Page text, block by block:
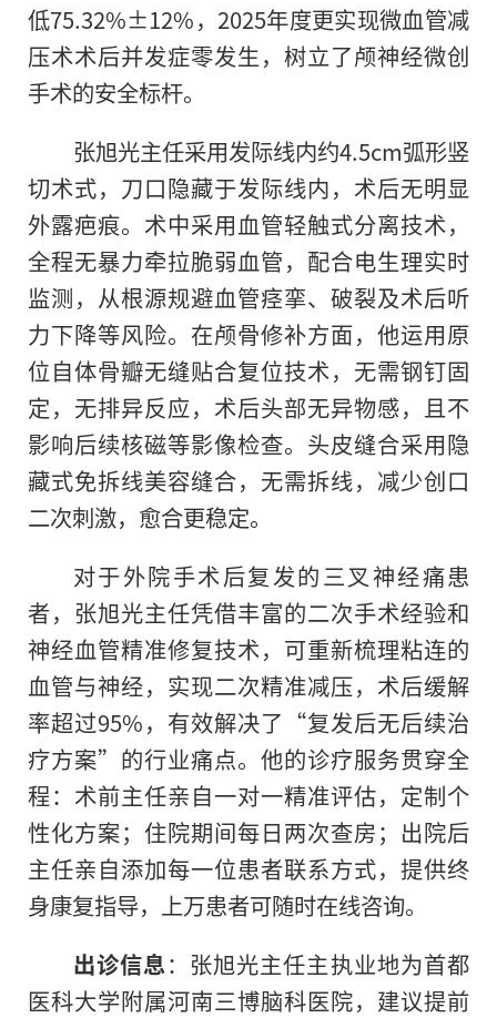
低75.32%±12%，2025年度更实现微血管减
压术术后并发症零发生，树立了颅神经微创
手术的安全标杆。
张旭光主任采用发际线内约4.5cm弧形竖
切术式，刀口隐藏于发际线内，术后无明显
外露疤痕。术中采用血管轻触式分离技术，
全程无暴力牵拉脆弱血管，配合电生理实时
监测，从根源规避血管痉挛、破裂及术后听
力下降等风险。在颅骨修补方面，他运用原
位自体骨瓣无缝贴合复位技术，无需钢钉固
定，无排异反应，术后头部无异物感，且不
影响后续核磁等影像检查。头皮缝合采用隐
藏式免拆线美容缝合，无需拆线，减少创口
二次刺激，愈合更稳定。
对于外院手术后复发的三叉神经痛患
者，张旭光主任凭借丰富的二次手术经验和
神经血管精准修复技术，可重新梳理粘连的
血管与神经，实现二次精准减压，术后缓解
率超过95%，有效解决了“复发后无后续治
疗方案”的行业痛点。他的诊疗服务贯穿全
程：术前主任亲自一对一精准评估，定制个
性化方案；住院期间每日两次查房；出院后
主任亲自添加每一位患者联系方式，提供终
身康复指导，上万患者可随时在线咨询。
出诊信息：张旭光主任主执业地为首都
医科大学附属河南三博脑科医院，建议提前